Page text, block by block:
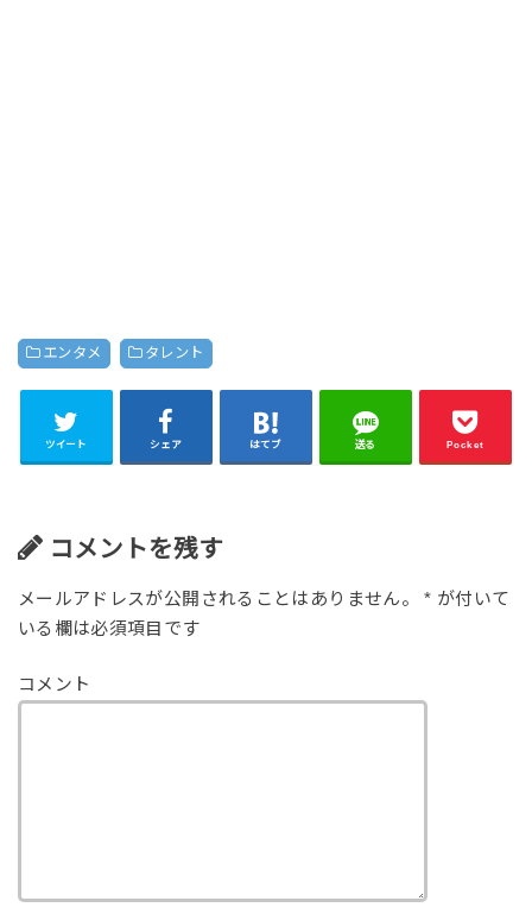
エンタメ タレント
ツイート シェア はてブ 送る Pocket
コメントを残す
メールアドレスが公開されることはありません。 * が付いて
いる欄は必須項目です
コメント